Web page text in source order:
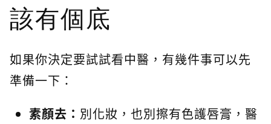
該有個底
如果你決定要試試看中醫，有幾件事可以先
準備一下：
素顏去： 別化妝，也別擦有色護唇膏，醫